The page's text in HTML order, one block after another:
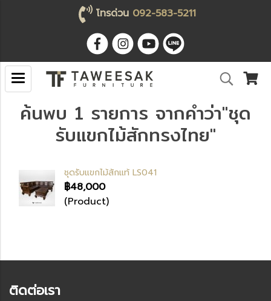
โทรด่วน 092-583-5211
ค้นพบ 1 รายการ จากคำว่า"ชุด
รับแขกไม้สักทรงไทย"
ชุดรับแขกไม้สักแท้ LS041
฿48,000
(Product)
ติดต่อเรา